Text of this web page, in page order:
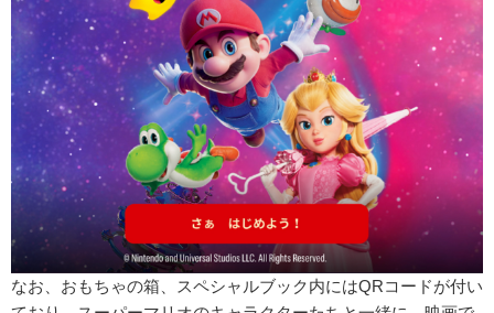
なお、おもちゃの箱、スペシャルブック内にはQRコードが付い